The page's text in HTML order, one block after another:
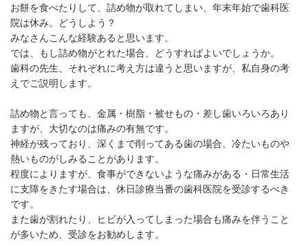
お餅を食べたりして、詰め物が取れてしまい、年末年始で歯科医
院は休み。どうしよう？
みなさんこんな経験あると思います。
では、もし詰め物がとれた場合、どうすればよいでしょうか。
歯科の先生、それぞれに考え方は違うと思いますが、私自身の考
えでご説明します。
詰め物と言っても、金属・樹脂・被せもの・差し歯いろいろあり
ますが、大切なのは痛みの有無です。
神経が残っており、深くまで削ってある歯の場合、冷たいものや
熱いものがしみることがあります。
程度によりますが、食事ができないような痛みがある・日常生活
に支障をきたす場合は、休日診療当番の歯科医院を受診するべき
です。
また歯が割れたり、ヒビが入ってしまった場合も痛みを伴うこと
が多いため、受診をお勧めします。